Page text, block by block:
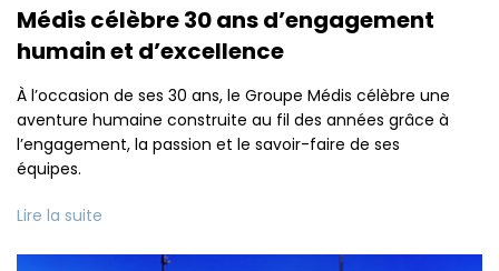
Médis célèbre 30 ans d’engagement
humain et d’excellence
À l’occasion de ses 30 ans, le Groupe Médis célèbre une
aventure humaine construite au fil des années grâce à
l’engagement, la passion et le savoir-faire de ses
équipes.
Lire la suite